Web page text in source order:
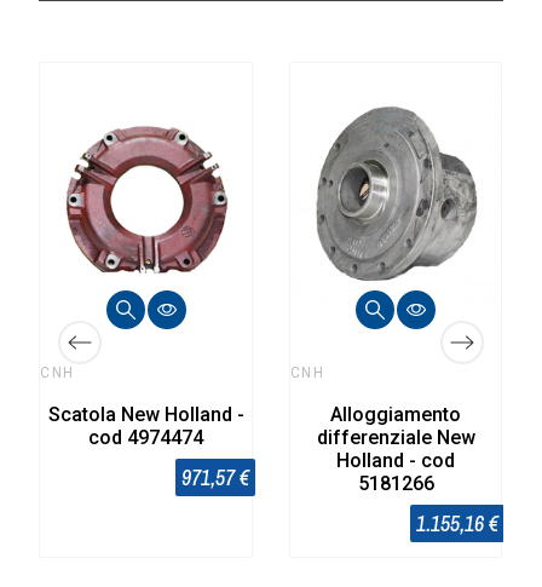
CNH
Scatola New Holland -
cod 4974474
971,57 €
CNH
Alloggiamento
differenziale New
Holland - cod
5181266
1.155,16 €